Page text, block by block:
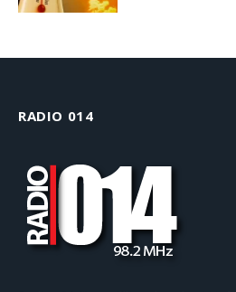
RADIO 014